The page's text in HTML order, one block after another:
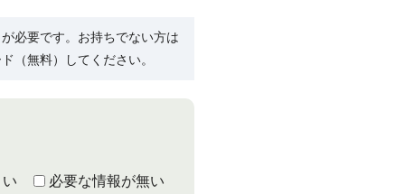
必要です。お持ちでない方は
（無料）してください。
必要な情報が無い